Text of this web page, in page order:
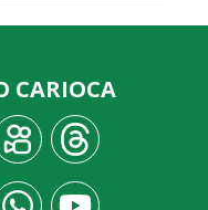
CARIOCA